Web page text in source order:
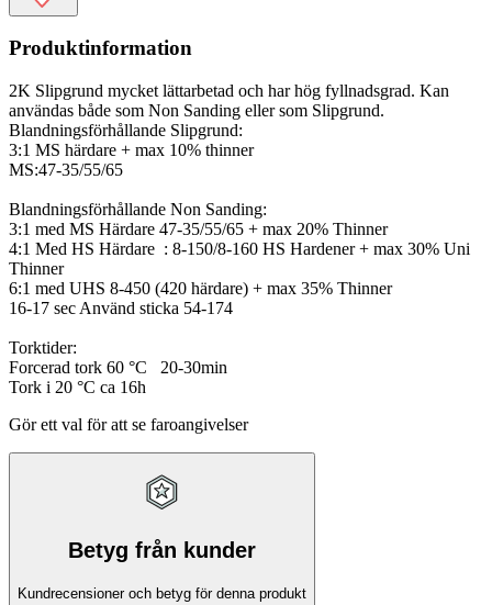
Produktinformation
2K Slipgrund mycket lättarbetad och har hög fyllnadsgrad. Kan
användas både som Non Sanding eller som Slipgrund.
Blandningsförhållande Slipgrund:
3:1 MS härdare + max 10% thinner
MS:47-35/55/65
Blandningsförhållande Non Sanding:
3:1 med MS Härdare 47-35/55/65 + max 20% Thinner
4:1 Med HS Härdare : 8-150/8-160 HS Hardener + max 30% Uni
Thinner
6:1 med UHS 8-450 (420 härdare) + max 35% Thinner
16-17 sec Använd sticka 54-174
Torktider:
Forcerad tork 60 °C 20-30min
Tork i 20 °C ca 16h
Gör ett val för att se faroangivelser
Betyg från kunder
Kundrecensioner och betyg för denna produkt